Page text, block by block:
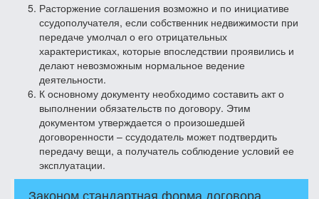
Расторжение соглашения возможно и по инициативе
ссудополучателя, если собственник недвижимости при
передаче умолчал о его отрицательных
характеристиках, которые впоследствии проявились и
делают невозможным нормальное ведение
деятельности.
К основному документу необходимо составить акт о
выполнении обязательств по договору. Этим
документом утверждается о произошедшей
договоренности – ссудодатель может подтвердить
передачу вещи, а получатель соблюдение условий ее
эксплуатации.
Законом стандартная форма договора